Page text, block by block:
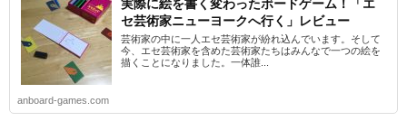
実際に絵を書く変わったボードゲーム！「エ
セ芸術家ニューヨークへ行く」レビュー
芸術家の中に一人エセ芸術家が紛れ込んでいます。そして
今、エセ芸術家を含めた芸術家たちはみんなで一つの絵を
描くことになりました。一体誰...
anboard-games.com